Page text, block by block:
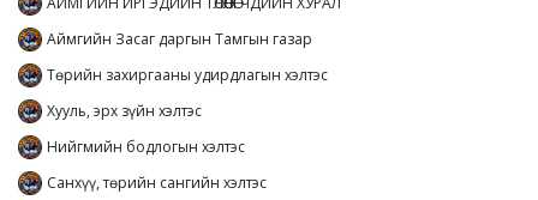
Аймгийн Засаг даргын Тамгын газар
Төрийн захиргааны удирдлагын хэлтэс
Хууль, эрх зүйн хэлтэс
Нийгмийн бодлогын хэлтэс
Санхүү, төрийн сангийн хэлтэс